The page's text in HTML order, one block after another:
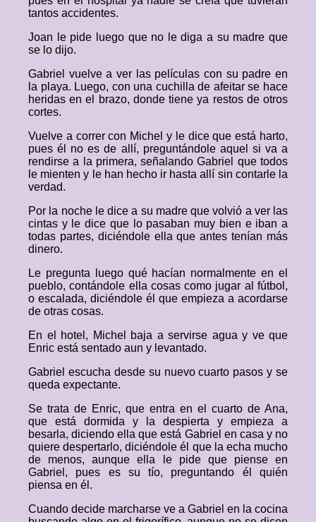
tantos accidentes.
Joan le pide luego que no le diga a su madre que
se lo dijo.
Gabriel vuelve a ver las películas con su padre en
la playa. Luego, con una cuchilla de afeitar se hace
heridas en el brazo, donde tiene ya restos de otros
cortes.
Vuelve a correr con Michel y le dice que está harto,
pues él no es de allí, preguntándole aquel si va a
rendirse a la primera, señalando Gabriel que todos
le mienten y le han hecho ir hasta allí sin contarle la
verdad.
Por la noche le dice a su madre que volvió a ver las
cintas y le dice que lo pasaban muy bien e iban a
todas partes, diciéndole ella que antes tenían más
dinero.
Le pregunta luego qué hacían normalmente en el
pueblo, contándole ella cosas como jugar al fútbol,
o escalada, diciéndole él que empieza a acordarse
de otras cosas.
En el hotel, Michel baja a servirse agua y ve que
Enric está sentado aun y levantado.
Gabriel escucha desde su nuevo cuarto pasos y se
queda expectante.
Se trata de Enric, que entra en el cuarto de Ana,
que está dormida y la despierta y empieza a
besarla, diciendo ella que está Gabriel en casa y no
quiere despertarlo, diciéndole él que la echa mucho
de menos, aunque ella le pide que piense en
Gabriel, pues es su tío, preguntando él quién
piensa en él.
Cuando decide marcharse ve a Gabriel en la cocina